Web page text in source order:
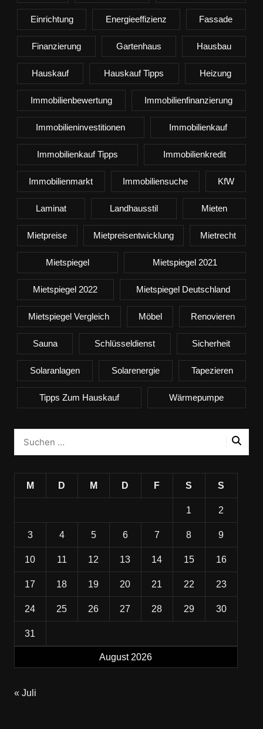
Einrichtung Energieeffizienz Fassade
Finanzierung Gartenhaus Hausbau
Hauskauf Hauskauf Tipps Heizung
Immobilienbewertung Immobilienfinanzierung
Immobilieninvestitionen Immobilienkauf
Immobilienkauf Tipps Immobilienkredit
Immobilienmarkt Immobiliensuche KfW
Laminat Landhausstil Mieten
Mietpreise Mietpreisentwicklung Mietrecht
Mietspiegel Mietspiegel 2021
Mietspiegel 2022 Mietspiegel Deutschland
Mietspiegel Vergleich Möbel Renovieren
Sauna Schlüsseldienst Sicherheit
Solaranlagen Solarenergie Tapezieren
Tipps Zum Hauskauf Wärmepumpe
August 2026
M D M D F S S
1 2
3 4 5 6 7 8 9
10 11 12 13 14 15 16
17 18 19 20 21 22 23
24 25 26 27 28 29 30
31
« Juli